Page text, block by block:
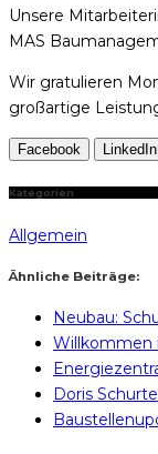
Unsere
MAS
Wir gratulieren
großartige
Facebook LinkedIn
Kategorien
Allgemein
Ähnliche Beiträge:
Neubau:
Willkommen
Doris